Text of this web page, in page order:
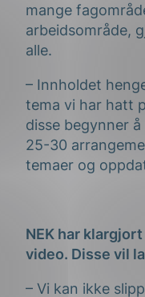
mange
arbeidsområde,
alle.
– Innholdet
tema vi har hatt
disse begynner
25-30
temaer og
NEK har
video. Disse vil
– Vi kan ikke